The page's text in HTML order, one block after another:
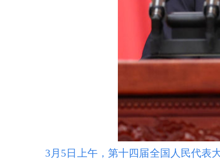
3月5日上午，第十四届全国人民代表